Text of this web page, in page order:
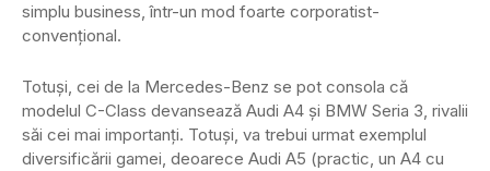
simplu business, într-un mod foarte corporatist-
convențional.
Totuși, cei de la Mercedes-Benz se pot consola că
modelul C-Class devansează Audi A4 și BMW Seria 3, rivalii
săi cei mai importanți. Totuși, va trebui urmat exemplul
diversificării gamei, deoarece Audi A5 (practic, un A4 cu